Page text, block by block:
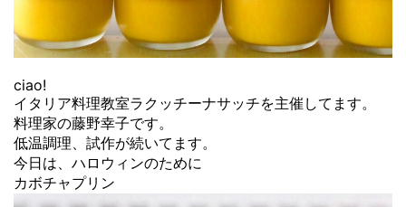
ciao!
イタリア料理教室ラクッチーナサッチを主催してます。
料理家の藤野幸子です。
低温調理、試作が続いてます。
今日は、ハロウィンのために
カボチャプリン